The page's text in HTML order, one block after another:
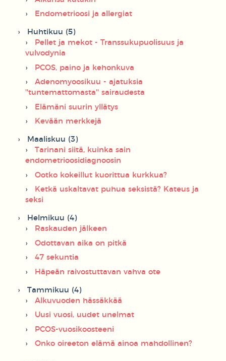
Endometrioosi ja allergiat
Huhtikuu (5)
Pellet ja mekot - Transsukupuolisuus ja
vulvodynia
PCOS, paino ja kehonkuva
Adenomyoosikuu - ajatuksia
''tuntemattomasta'' sairaudesta
Elämäni suurin yllätys
Kevään merkkejä
Maaliskuu (3)
Tarinani siitä, kuinka sain
endometrioosidiagnoosin
Ootko kokeillut kuorittua kurkkua?
Ketkä uskaltavat puhua seksistä? Kateus ja
seksi
Helmikuu (4)
Raskauden jälkeen
Odottavan aika on pitkä
47 sekuntia
Häpeän raivostuttavan vahva ote
Tammikuu (4)
Alkuvuoden hässäkkää
Uusi vuosi, uudet unelmat
PCOS-vuosikoosteeni
Onko oireeton elämä ainoa mahdollinen?